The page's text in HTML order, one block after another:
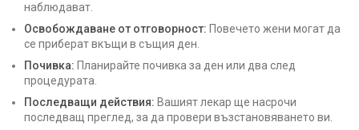
наблюдават.
Освобождаване от отговорност: Повечето жени могат да
се приберат вкъщи в същия ден.
Почивка: Планирайте почивка за ден или два след
процедурата.
Последващи действия: Вашият лекар ще насрочи
последващ преглед, за да провери възстановяването ви.